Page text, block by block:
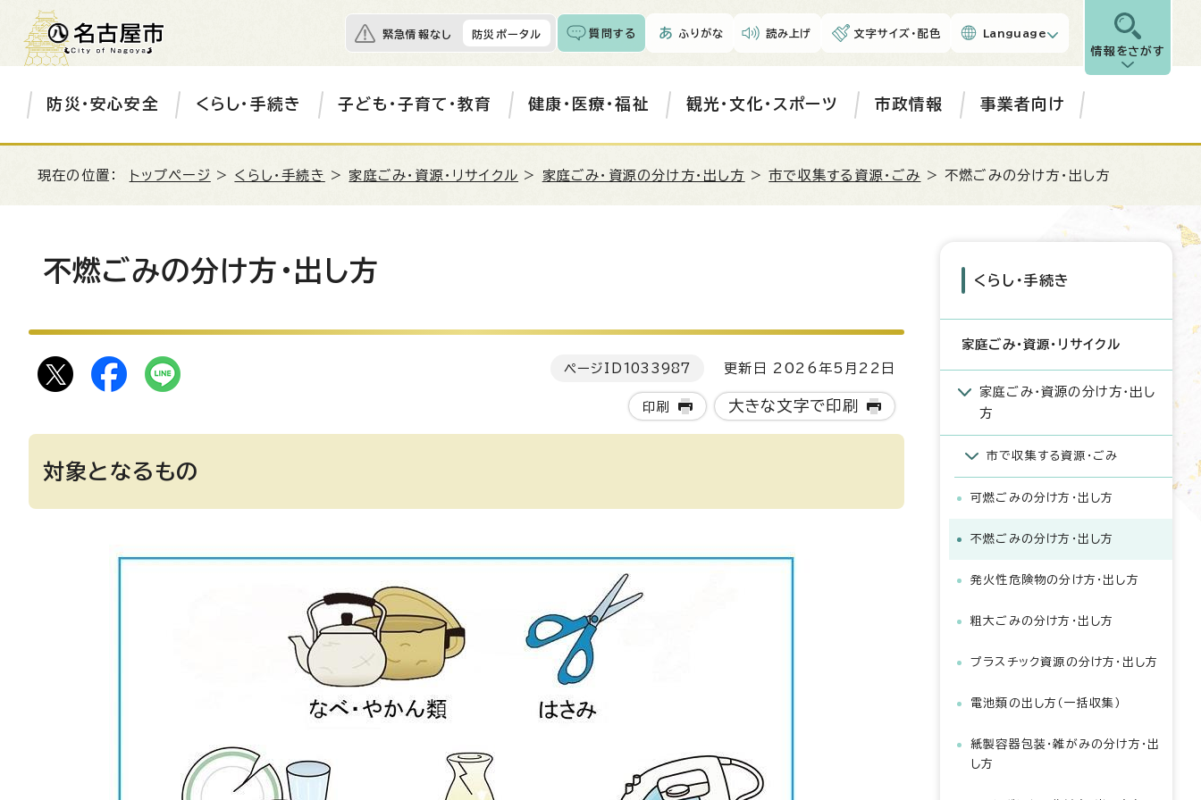
緊急情報なし 防災ポータル 質問する ふりがな 読み上げ 文字サイズ・配色 Language
情報をさがす
防災・安心安全 くらし・手続き 子ども・子育て・教育 健康・医療・福祉 観光・文化・スポーツ 市政情報 事業者向け
現在の位置： トップページ > くらし・手続き > 家庭ごみ・資源・リサイクル > 家庭ごみ・資源の分け方・出し方 >市で収集する資源・ごみ > 不燃ごみの分け方・出し方
不燃ごみの分け方・出し方
ページID 1033987 更新日 2026年5月22日
印刷 大きな文字で印刷
対象となるもの
くらし・手続き
家庭ごみ・資源・リサイクル
家庭ごみ・資源の分け方・出し
方
市で収集する資源・ごみ
可燃ごみの分け方・出し方
不燃ごみの分け方・出し方
発火性危険物の分け方・出し方
粗大ごみの分け方・出し方
プラスチック資源の分け方・出し方
電池類の出し方（一括収集）
紙製容器包装・雑がみの分け方・出
し方